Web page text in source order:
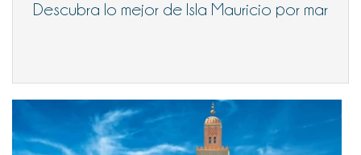
Descubra lo mejor de Isla Mauricio por mar